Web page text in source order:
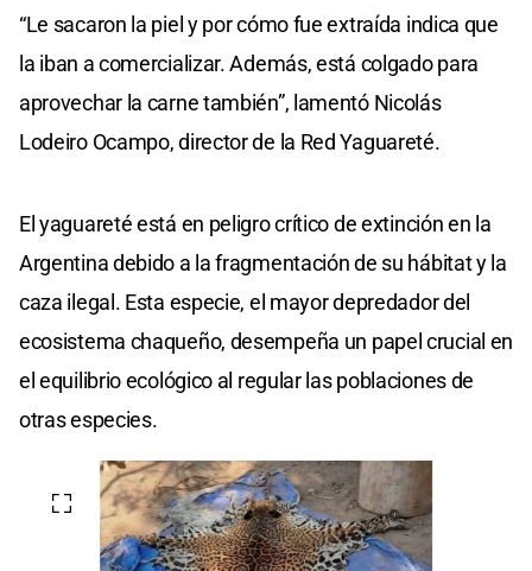
“Le sacaron la piel y por cómo fue extraída indica que
la iban a comercializar. Además, está colgado para
aprovechar la carne también”, lamentó Nicolás
Lodeiro Ocampo, director de la Red Yaguareté.
El yaguareté está en peligro crítico de extinción en la
Argentina debido a la fragmentación de su hábitat y la
caza ilegal. Esta especie, el mayor depredador del
ecosistema chaqueño, desempeña un papel crucial en
el equilibrio ecológico al regular las poblaciones de
otras especies.